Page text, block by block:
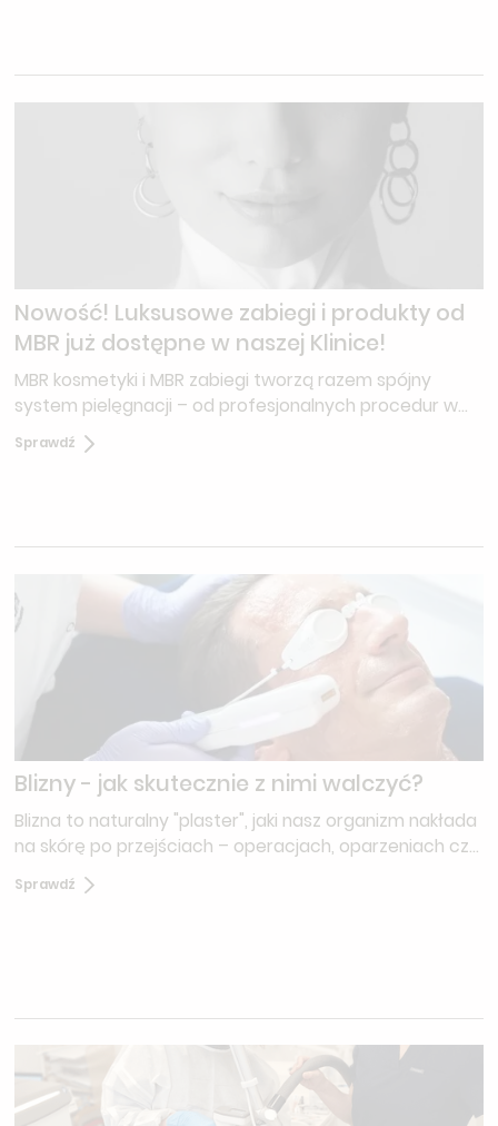
Nowość! Luksusowe zabiegi i produkty od
MBR już dostępne w naszej Klinice!
MBR kosmetyki i MBR zabiegi tworzą razem spójny
system pielęgnacji – od profesjonalnych procedur w
gabinecie po precyzyjnie dobraną pielęgnację
domową.
Sprawdź
Blizny - jak skutecznie z nimi walczyć?
Blizna to naturalny "plaster", jaki nasz organizm nakłada
na skórę po przejściach – operacjach, oparzeniach czy
niefortunnych wypadkach. Choć proces gojenia jest
fascynującym dowodem na regeneracyjne zdolności
Sprawdź